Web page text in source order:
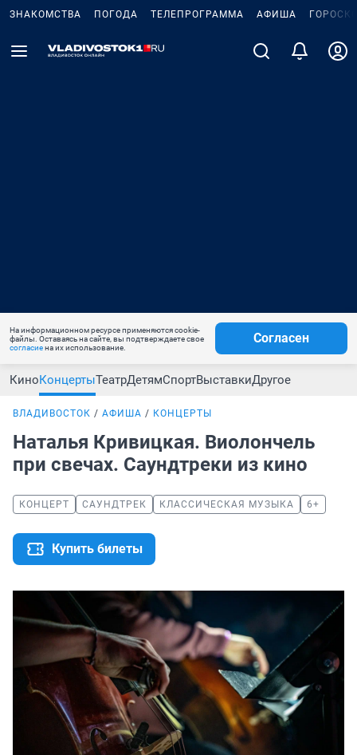
ЗНАКОМСТВА ПОГОДА ТЕЛЕПРОГРАММА АФИША
На информационном ресурсе применяются cookie-
файлы. Оставаясь на сайте, вы подтверждаете свое
согласиена их использование.
Согласен
КиноКонцертыТеатрДетямСпортВыставкиДругое
ВЛАДИВОСТОК АФИША КОНЦЕРТЫ
Наталья Кривицкая. Виолончель
при свечах. Саундтреки из кино
КОНЦЕРТ САУНДТРЕК КЛАССИЧЕСКАЯ МУЗЫКА 6+
Купить билеты